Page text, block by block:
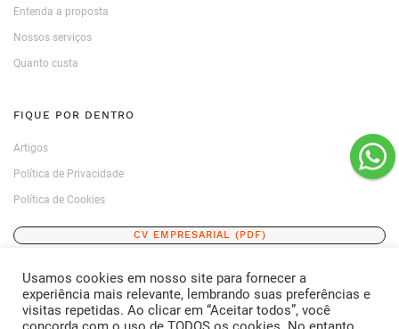
Entenda a proposta
Nossos serviços
Quanto custa
FIQUE POR DENTRO
Artigos
Política de Privacidade
Política de Cookies
CV EMPRESARIAL (PDF)
ENTRE EM CONTATO
FALE CONOSCO
Usamos cookies em nosso site para fornecer a
experiência mais relevante, lembrando suas preferências e
visitas repetidas. Ao clicar em “Aceitar todos”, você